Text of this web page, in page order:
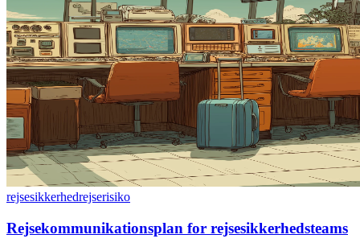
rejsesikkerhedrejserisiko
Rejsekommunikationsplan for rejsesikkerhedsteams